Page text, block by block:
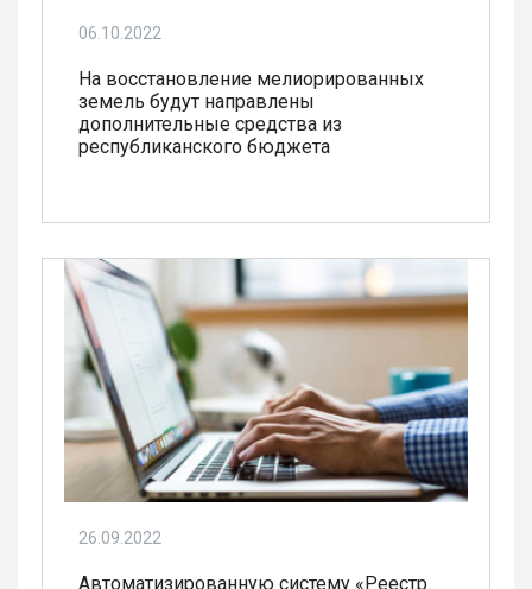
06.10.2022
На восстановление мелиорированных
земель будут направлены
дополнительные средства из
республиканского бюджета
26.09.2022
Автоматизированную систему «Реестр